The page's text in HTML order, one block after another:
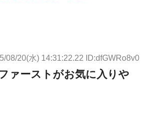
08/20(水) 14:31:22.22 ID:dfGWRo8v0
ァーストがお気に入りや